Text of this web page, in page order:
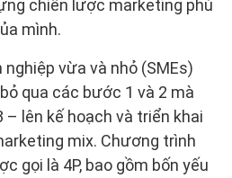
chiến lược marketing phù
mình.
vừa và nhỏ (SMEs)
qua các bước 1 và 2 mà
lên kế hoạch và triển khai
mix. Chương trình
gọi là 4P, bao gồm bốn yếu